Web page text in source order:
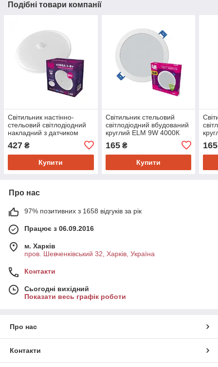
Подібні товари компанії
Світильник настінно-
стельовий світлодіодний
накладний з датчиком
6500К IP20 (26-0124)
427 ₴
Купити
Світильник стельовий
світлодіодний вбудований
круглий ELM 9W 4000К
165₴
Купити
165
Про нас
97% позитивних з 1658 відгуків за рік
Працює з 06.09.2016
м. Харків
пров. Шевченківський 32, Харків, Україна
Контакти
Сьогодні вихідний
Показати весь графік роботи
Про нас
Контакти